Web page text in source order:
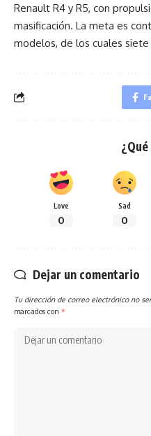
Renault R4 y R5, con
masificación. La meta es
modelos, de los cuales
Love
0
Sad
0
Dejar un comentario
Tu dirección de correo electrónico no
marcados con *